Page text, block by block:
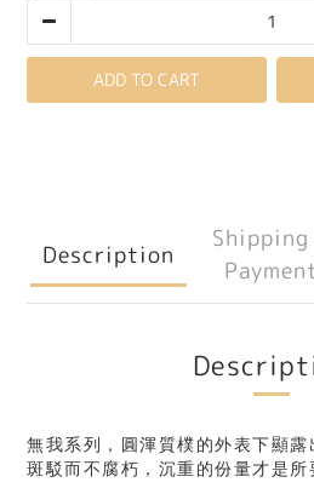
ADD TO CART
Description
Shipping
無我系列，圓渾質樸的外表下顯露
斑駁而不腐朽，沉重的份量才是所